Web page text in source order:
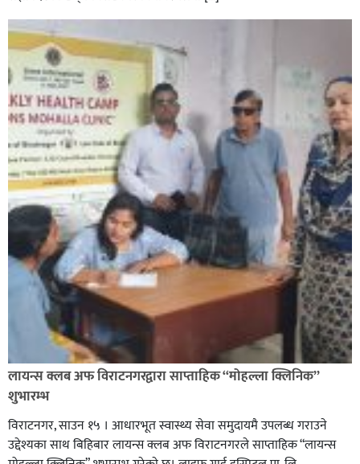
लायन्स क्लब अफ विराटनगरद्वारा साप्ताहिक “मोहल्ला क्लिनिक”
शुभारम्भ
विराटनगर, साउन १५ । आधारभूत स्वास्थ्य सेवा समुदायमै उपलब्ध गराउने
उद्देश्यका साथ बिहिबार लायन्स क्लब अफ विराटनगरले साप्ताहिक “लायन्स